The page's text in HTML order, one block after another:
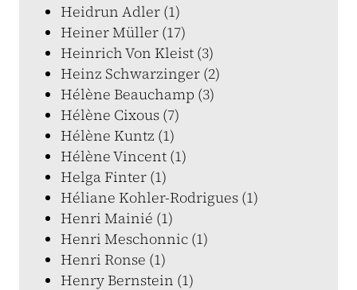
Heidrun Adler (1)
Heiner Müller (17)
Heinrich Von Kleist (3)
Heinz Schwarzinger (2)
Hélène Beauchamp (3)
Hélène Cixous (7)
Hélène Kuntz (1)
Hélène Vincent (1)
Helga Finter (1)
Héliane Kohler-Rodrigues (1)
Henri Mainié (1)
Henri Meschonnic (1)
Henri Ronse (1)
Henry Bernstein (1)